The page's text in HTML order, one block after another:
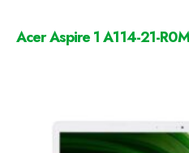
Acer Aspire 1 A114-21-